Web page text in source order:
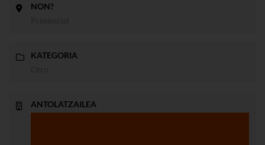
NON?
KATEGORIA
ANTOLATZAILEA